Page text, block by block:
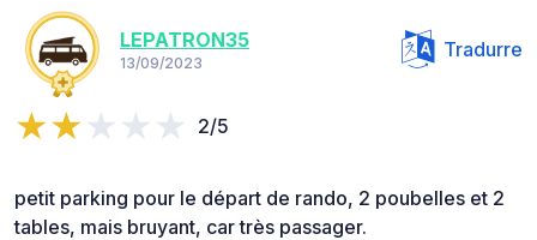
LEPATRON35
13/09/2023
Tradurre
2/5
petit parking pour le départ de rando, 2 poubelles et 2
tables, mais bruyant, car très passager.